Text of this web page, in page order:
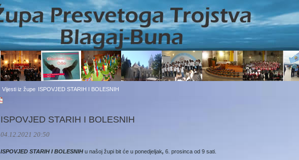
Vijesti iz župe ISPOVJED STARIH I BOLESNIH
ISPOVJED STARIH I BOLESNIH
04.12.2021 20:50
ISPOVJED STARIH I BOLESNIH u našoj župi bit će u ponedjeljak, 6. prosinca od 9 sati.